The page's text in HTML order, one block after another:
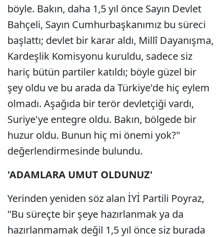
böyle. Bakın, daha 1,5 yıl önce Sayın Devlet
Bahçeli, Sayın Cumhurbaşkanımız bu süreci
başlattı; devlet bir karar aldı, Millî Dayanışma,
Kardeşlik Komisyonu kuruldu, sadece siz
hariç bütün partiler katıldı; böyle güzel bir
şey oldu ve bu arada da Türkiye'de hiç eylem
olmadı. Aşağıda bir terör devletçiği vardı,
Suriye'ye entegre oldu. Bakın, bölgede bir
huzur oldu. Bunun hiç mi önemi yok?"
değerlendirmesinde bulundu.
'ADAMLARA UMUT OLDUNUZ'
Yerinden yeniden söz alan İYİ Partili Poyraz,
"Bu süreçte bir şeye hazırlanmak ya da
hazırlanmamak değil 1,5 yıl önce siz burada